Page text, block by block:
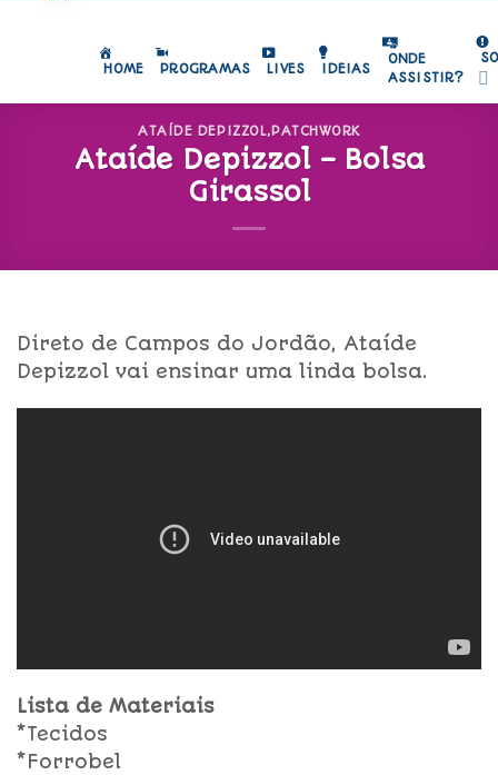
HOME PROGRAMAS LIVES IDEIAS
ONDE
ASSISTIR?
ATAÍDE DEPIZZOL, PATCHWORK
Ataíde Depizzol – Bolsa
Girassol
Direto de Campos do Jordão, Ataíde
Depizzol vai ensinar uma linda bolsa.
Lista de Materiais
*Tecidos
*Forrobel